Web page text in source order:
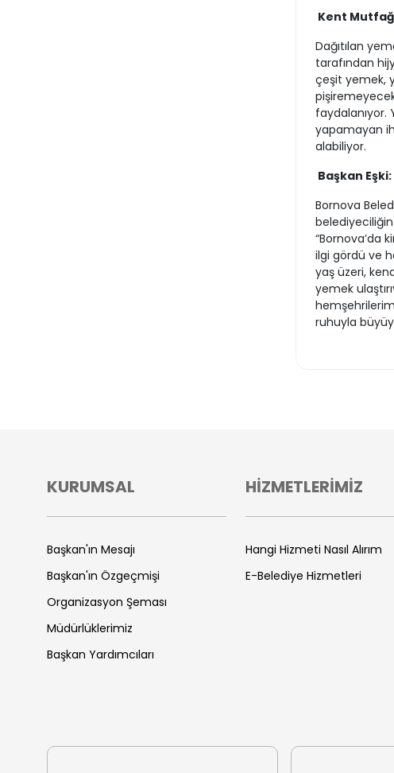
Kent
Dağıtılan
tarafından
çeşit yemek,
faydalanıyor.
yapamayan
alabiliyor.
Başkan
Bornova
belediyeciliğin
“Bornova’da
ilgi gördü ve
yaş üzeri,
yemek
ruhuyla
KURUMSAL
Başkan'ın Mesajı
Başkan'ın Özgeçmişi
Organizasyon Şeması
Müdürlüklerimiz
Başkan Yardımcıları
HİZMETLERİMİZ
Hangi Hizmeti Nasıl Alırım
E-Belediye Hizmetleri